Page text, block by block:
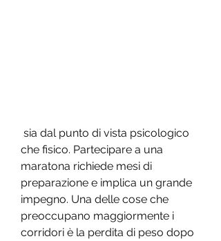
che fisico. Partecipare a una
maratona richiede mesi di
preparazione e implica un grande
impegno. Una delle cose che
preoccupano maggiormente i
corridori è la perdita di peso dopo